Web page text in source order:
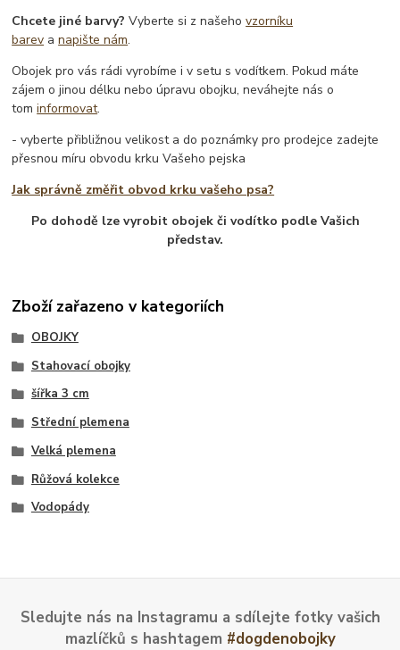
Chcete jiné barvy? Vyberte si z našehovzorníku
barev anapište nám.
Obojek pro vás rádi vyrobíme i v setu s vodítkem. Pokud máte
zájem o jinou délku nebo úpravu obojku, neváhejte nás o
tominformovat.
- vyberte přibližnou velikost a do poznámky pro prodejce zadejte
přesnou míru obvodu krku Vašeho pejska
Jak správně změřit obvod krku vašeho psa?
Po dohodě lze vyrobit obojek či vodítko podle Vašich
představ.
Zboží zařazeno v kategoriích
OBOJKY
Stahovací obojky
šířka 3 cm
Střední plemena
Velká plemena
Růžová kolekce
Vodopády
Sledujte nás na Instagramu a sdílejte fotky vašich
mazlíčků s hashtagem #dogdenobojky